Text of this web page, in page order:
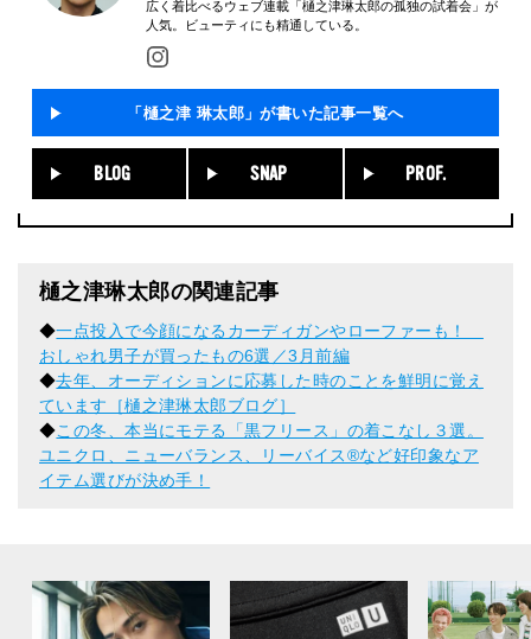
広く着比べるウェブ連載「樋之津琳太郎の孤独の試着会」が
人気。ビューティにも精通している。
「樋之津 琳太郎」が書いた記事一覧へ
BLOG SNAP PROF.
樋之津琳太郎の関連記事
◆一点投入で今顔になるカーディガンやローファーも！
おしゃれ男子が買ったもの6選／3月前編
◆去年、オーディションに応募した時のことを鮮明に覚え
ています［樋之津琳太郎ブログ］
◆この冬、本当にモテる「黒フリース」の着こなし３選。
ユニクロ、ニューバランス、リーバイス®︎など好印象なア
イテム選びが決め手！